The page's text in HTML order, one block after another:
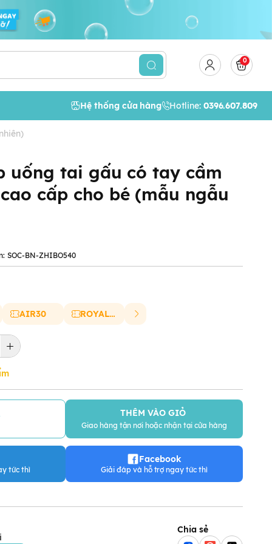
0
Hệ thống cửa hàng Hotline: 0396.607.809
uống tai gấu có tay cầm
cấp cho bé (mẫu ngẫu
SOC-BN-ZHIBO540
AIR30 ROYAL20
THÊM VÀO GIỎ
Giao hàng tận nơi hoặc nhận tại cửa hàng
tức thì
Facebook
Giải đáp và hỗ trợ ngay tức thì
Chia sẻ